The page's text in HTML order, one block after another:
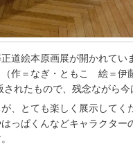
道絵本原画展が開かれてい
（作＝なぎ・ともこ 絵＝
れたもので、残念ながら
、とても楽しく展示してく
っぱくんなどキャラクタ